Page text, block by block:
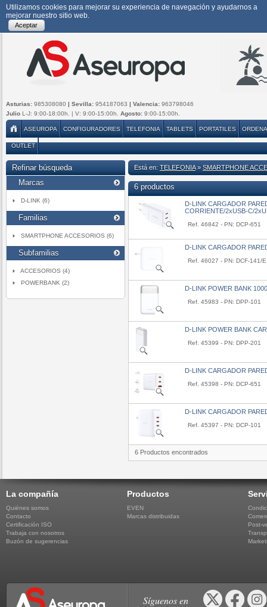
Utilizamos cookies para mejorar su experiencia de navegación y ayudarnos a
mejorar nuestro sitio web.
Aceptar
Asturias: 985308080 | Sevilla: 954187063 | Valencia: 963798046
Julio L-J: 9:00-18:00h. | V: 9:00-15:00h. Agosto: 9:00-15:00h.
ASEUROPA CONFIGURADORES TELEFONIA TABLETS PORTATILES
OUTLET
Refinar búsqueda
Marcas
D-LINK (6)
Familias
SMARTPHONE ACCESORIOS (6)
Subfamilias
ACCESORIOS (4)
POWERBANK (2)
Está en: TELEFONIA» SMARTPHONE
6 productos
D-LINK CARGADOR
CORRIENTE/2xUSB-C/
Ref. 46842 - PN: DCP-651
D-LINK CARGADOR
Ref. 46027 - PN: DCF-141/E
D-LINK POWER BANK
Ref. 45983 - PN: DPP-101
D-LINK POWER BANK
Ref. 45399 - PN: DPP-201
D-LINK CARGADOR
Ref. 45398 - PN: DCP-651
D-LINK CARGADOR
Ref. 45397 - PN: DCP-101
6 Productos encontrados
La compañía
Quiénes somos
Contacto
Certificación ISO
Trabaja con nosotros
Buzón de sugerencias
Productos
EVEN
Marcas distribuidas
Post-
Síguenos en